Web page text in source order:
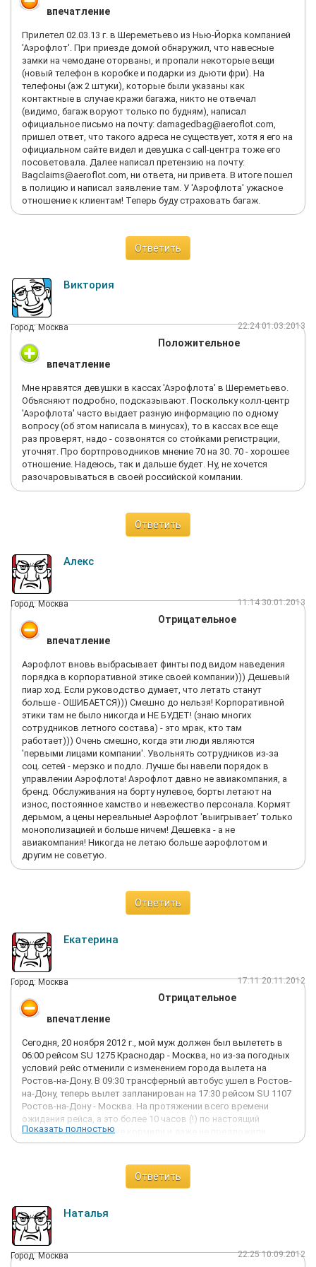
извиниться, и подарить ему билетик туда - обратно в бизнес
нас*ать. И не важно, что многие не попали на стыковку,
сгорели 1-2 суток в отелях. Лично мне пришлось покупать
новый билет до Камрани, и сгорели 1 сутки в отеле. В общем в
следующий раз я полечу лучше Катарами, Эмиратами с
пересадкой 3-7 часов, но с комфортом и отношением как к
людям, а не как к скоту. А лучший отечественный перевозчик
для меня перестал существовать. И кстати, все билеты были
куплены лично по интернету, есть e-mail, есть телефон, ни
одного извинения. При перелёте из НьяЧанга в Хошимин
Вьетнамы задержали рейс на 30 мин, прислали за 3 часа
несколько смс с оповещением и извинениями. Летайте
самолётами Аэрофлота.
берегут и сто раз напоминают, что это собственность
аэрофлота), взрослые раздетые, на улицу, потом в автобус.
Автобус не отъезжал, пока не забился полностью. Подвезли
к какому-то черному входу. Все были в шоке. От отравления
приходила в себя еще 4 дня. Вот так нас встретила Россия
после прекрасного отпуска. 'Спасибо' Аэрофлот!
впечатление
Прилетел 02.03.13 г. в Шереметьево из Нью-Йорка компанией
'Аэрофлот'. При приезде домой обнаружил, что навесные
замки на чемодане оторваны, и пропали некоторые вещи
(новый телефон в коробке и подарки из дьюти фри). На
телефоны (аж 2 штуки), которые были указаны как
контактные в случае кражи багажа, никто не отвечал
(видимо, багаж воруют только по будням), написал
официальное письмо на почту: damagedbag@aeroflot.com,
пришел ответ, что такого адреса не существует, хотя я его на
официальном сайте видел и девушка с call-центра тоже его
посоветовала. Далее написал претензию на почту:
Bagclaims@aeroflot.com, ни ответа, ни привета. В итоге пошел
в полицию и написал заявление там. У 'Аэрофлота' ужасное
отношение к клиентам! Теперь буду страховать багаж.
Ответить
Виктория
Город: Москва 22:24 01.03.2013
Положительное
впечатление
Мне нравятся девушки в кассах 'Аэрофлота' в Шереметьево.
Объясняют подробно, подсказывают. Поскольку колл-центр
'Аэрофлота' часто выдает разную информацию по одному
вопросу (об этом написала в минусах), то в кассах все еще
раз проверят, надо - созвонятся со стойками регистрации,
уточнят. Про бортпроводников мнение 70 на 30. 70 - хорошее
отношение. Надеюсь, так и дальше будет. Ну, не хочется
разочаровываться в своей российской компании.
Ответить
Алекс
Город: Москва 11:14 30.01.2013
Отрицательное
впечатление
Аэрофлот вновь выбрасывает финты под видом наведения
порядка в корпоративной этике своей компании))) Дешевый
пиар ход. Если руководство думает, что летать станут
больше - ОШИБАЕТСЯ))) Смешно до нельзя! Корпоративной
этики там не было никогда и НЕ БУДЕТ! (знаю многих
сотрудников летного состава) - это мрак, кто там
работает))) Очень смешно, когда эти люди являются
'первыми лицами компании'. Увольнять сотрудников из-за
соц. сетей - мерзко и подло. Лучше бы навели порядок в
управлении Аэрофлота! Аэрофлот давно не авиакомпания, а
бренд. Обслуживания на борту нулевое, борты летают на
износ, постоянное хамство и невежество персонала. Кормят
дерьмом, а цены нереальные! Аэрофлот 'выигрывает' только
монополизацией и больше ничем! Дешевка - а не
авиакомпания! Никогда не летаю больше аэрофлотом и
другим не советую.
Ответить
Екатерина
Город: Москва 17:11 20.11.2012
Отрицательное
впечатление
Сегодня, 20 ноября 2012 г., мой муж должен был вылететь в
06:00 рейсом SU 1275 Краснодар - Москва, но из-за погодных
условий рейс отменили с изменением города вылета на
Ростов-на-Дону. В 09:30 трансферный автобус ушел в Ростов-
на-Дону, теперь вылет запланирован на 17:30 рейсом SU 1107
Ростов-на-Дону - Москва. На протяжении всего времени
ожидания рейса, а это более 10 часов (!) по настоящий
момент, пассажиров не кормили и даже не предложили
питьевой воды! Сотрудник-представитель авиакомпании
обеспечить едой и водой не реагирует, говорит, что кормить
должны были в Краснодаре, в Краснодаре же не давали еду и
задержки рейса. Муж звонил в 'Аэрофлот', жаловался, а ему
ответили - требуйте еду и воду у представителя в аэропорту!
И всё! Не ожидала от 'Аэрофлота' такого хамского
отношения! Отношение компании: нам на Вас плевать!
Намерены идти на принцип и оформлять официальную жалобу
Показать полностью
Ответить
Наталья
Город: Москва 22:25 10.09.2012